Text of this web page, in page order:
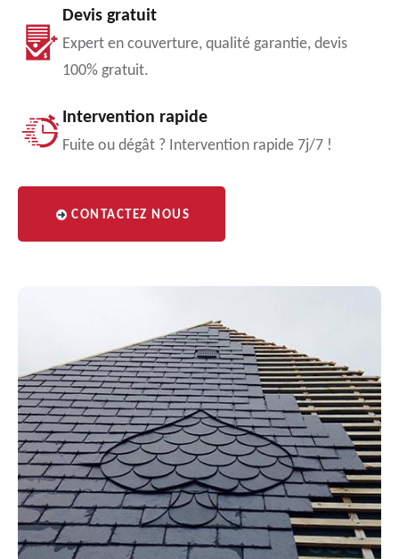
Devis gratuit
Expert en couverture, qualité garantie, devis
100% gratuit.
Intervention rapide
Fuite ou dégât ? Intervention rapide 7j/7 !
CONTACTEZ NOUS